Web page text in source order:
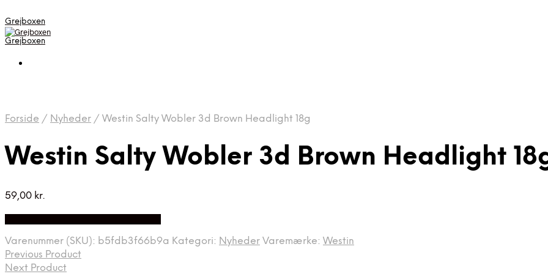
Grejboxen
Grejboxen
Forside / Nyheder / Westin Salty Wobler 3d Brown Headlight 18g
Westin Salty Wobler 3d Brown Headlight
59,00 kr.
Varenummer (SKU): b5fdb3f66b9a Kategori: Nyheder Varemærke: Westin
Previous Product
Next Product